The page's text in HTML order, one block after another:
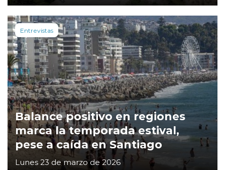
Entrevistas
Balance positivo en regiones
marca la temporada estival,
pese a caída en Santiago
Lunes 23 de marzo de 2026